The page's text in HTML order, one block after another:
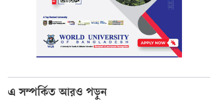
এ সম্পর্কিত আরও পড়ুন